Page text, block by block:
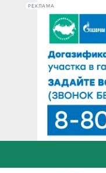
РЕКЛАМА